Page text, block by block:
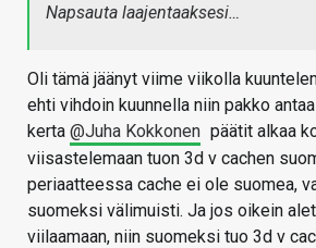
Napsauta laajentaaksesi…
Oli tämä jäänyt viime viikolla
ehti vihdoin kuunnella niin pakko
kerta @Juha Kokkonen päätit alkaa
viisastelemaan tuon 3d v cachen
periaatteessa cache ei ole suomea,
suomeksi välimuisti. Ja jos oikein
viilaamaan, niin suomeksi tuo 3d v